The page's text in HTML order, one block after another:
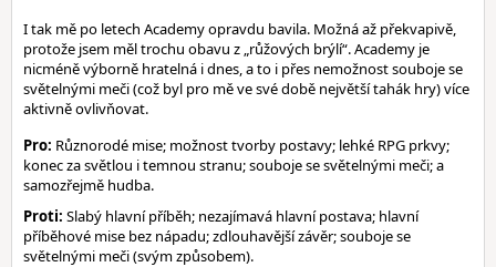
I tak mě po letech Academy opravdu bavila. Možná až překvapivě,
protože jsem měl trochu obavu z „růžových brýlí“. Academy je
nicméně výborně hratelná i dnes, a to i přes nemožnost souboje se
světelnými meči (což byl pro mě ve své době největší tahák hry) více
aktivně ovlivňovat.
Pro: Různorodé mise; možnost tvorby postavy; lehké RPG prkvy;
konec za světlou i temnou stranu; souboje se světelnými meči; a
samozřejmě hudba.
Proti: Slabý hlavní příběh; nezajímavá hlavní postava; hlavní
příběhové mise bez nápadu; zdlouhavější závěr; souboje se
světelnými meči (svým způsobem).